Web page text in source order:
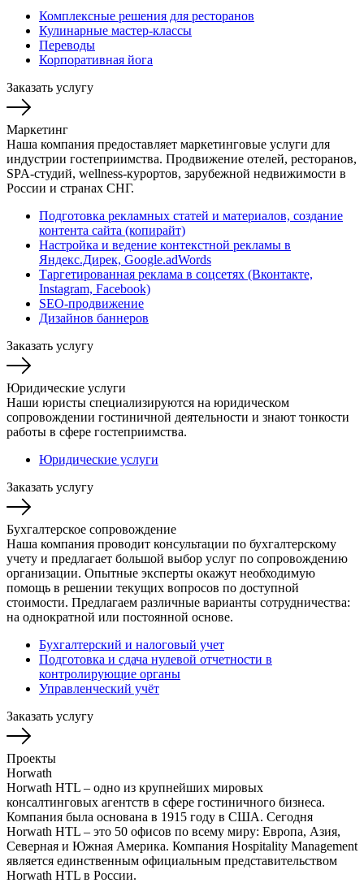
Комплексные решения для ресторанов
Кулинарные мастер-классы
Переводы
Корпоративная йога
Заказать услугу
Маркетинг
Наша компания предоставляет маркетинговые услуги для
индустрии гостеприимства. Продвижение отелей, ресторанов,
SPA-студий, wellness-курортов, зарубежной недвижимости в
России и странах СНГ.
Подготовка рекламных статей и материалов, создание
контента сайта (копирайт)
Настройка и ведение контекстной рекламы в
Яндекс.Дирек, Google.adWords
Таргетированная реклама в соцсетях (Вконтакте,
Instagram, Facebook)
SEO-продвижение
Дизайнов баннеров
Заказать услугу
Юридические услуги
Наши юристы специализируются на юридическом
сопровождении гостиничной деятельности и знают тонкости
работы в сфере гостеприимства.
Юридические услуги
Заказать услугу
Бухгалтерское сопровождение
Наша компания проводит консультации по бухгалтерскому
учету и предлагает большой выбор услуг по сопровождению
организации. Опытные эксперты окажут необходимую
помощь в решении текущих вопросов по доступной
стоимости. Предлагаем различные варианты сотрудничества:
на однократной или постоянной основе.
Бухгалтерский и налоговый учет
Подготовка и сдача нулевой отчетности в
контролирующие органы
Управленческий учёт
Заказать услугу
Проекты
Horwath
Horwath HTL – одно из крупнейших мировых
консалтинговых агентств в сфере гостиничного бизнеса.
Компания была основана в 1915 году в США. Сегодня
Horwath HTL – это 50 офисов по всему миру: Европа, Азия,
Северная и Южная Америка. Компания Hospitality Management
является единственным официальным представительством
Horwath HTL в России.